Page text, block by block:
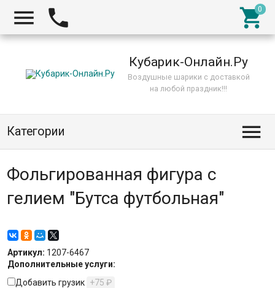
  
Кубарик-Онлайн.Ру
Воздушные шарики с доставкой
на любой праздник!!!
Категории 
Фольгированная фигура с
гелием "Бутса футбольная"
Артикул: 1207-6467
Дополнительные услуги:
Добавить грузик +75 ₽